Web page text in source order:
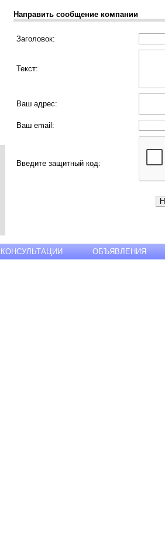
Направить сообщение компании
Заголовок:
Текст:
Ваш адрес:
Ваш email:
Введите защитный код:
КОНСУЛЬТАЦИИ ОБЪЯВЛЕНИЯ